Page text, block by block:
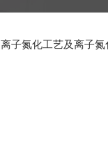
离子氮化工艺及离子